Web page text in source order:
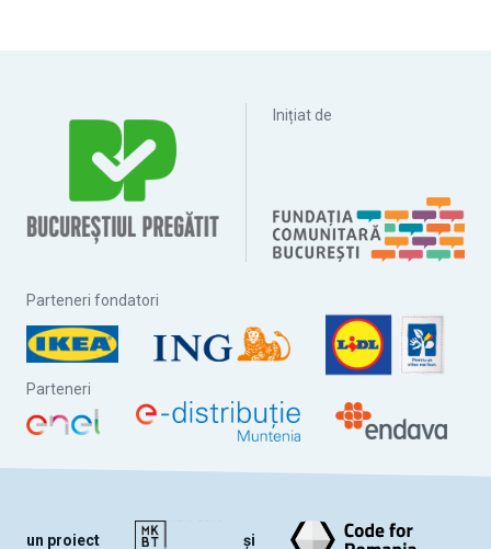
Inițiat de
Parteneri fondatori
Parteneri
un proiect și